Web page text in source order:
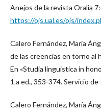
Anejos de la revista Oralia
https://ojs.ual.es/ojs/
Calero Fernández, María
de las creencias en torno al
En «Studia linguistica in
1.a ed., 353-374. Servicio
Calero Fernández, María